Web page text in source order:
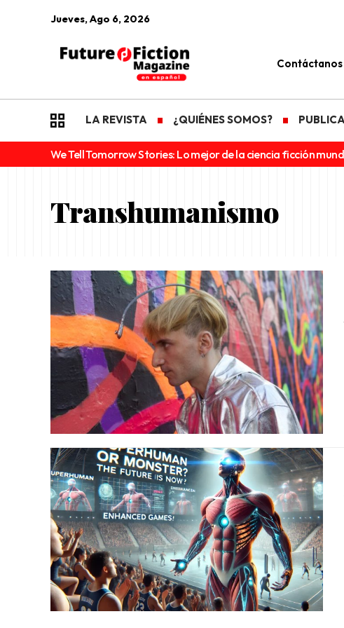
Jueves, Ago 6, 2026
Contáctanos
LA REVISTA ¿QUIÉNES SOMOS?
We Tell Tomorrow Stories: Lo mejor de la ciencia ficción
Transhumanismo